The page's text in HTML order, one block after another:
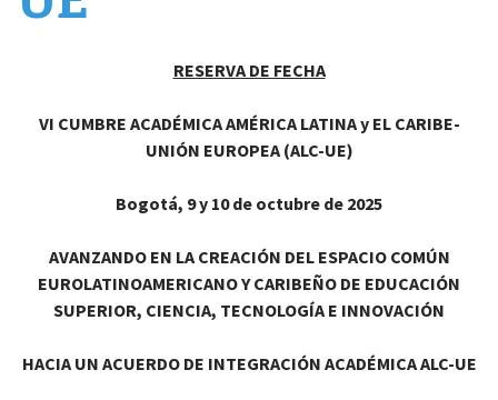
RESERVA DE FECHA
VI CUMBRE ACADÉMICA AMÉRICA LATINA y EL CARIBE-
UNIÓN EUROPEA (ALC-UE)
Bogotá, 9 y 10 de octubre de 2025
AVANZANDO EN LA CREACIÓN DEL ESPACIO COMÚN
EUROLATINOAMERICANO Y CARIBEÑO DE EDUCACIÓN
SUPERIOR, CIENCIA, TECNOLOGÍA E INNOVACIÓN
HACIA UN ACUERDO DE INTEGRACIÓN ACADÉMICA ALC-UE